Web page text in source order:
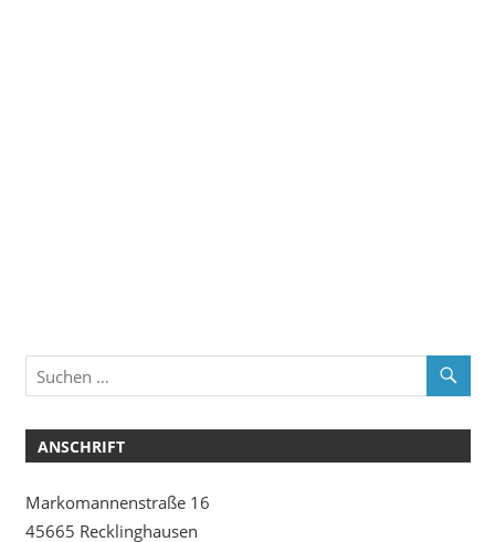
ANSCHRIFT
Markomannenstraße 16
45665 Recklinghausen